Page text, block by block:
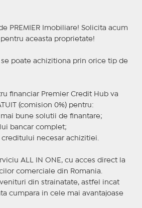
PREMIER Imobiliare! Solicita acum
pentru aceasta proprietate!
poate achizitiona prin orice tip de
financiar Premier Credit Hub va
(comision 0%) pentru:
bune solutii de finantare;
bancar complet;
necesar achizitiei.
ALL IN ONE, cu acces direct la
comerciale din Romania.
din strainatate, astfel incat
cumpara in cele mai avantajoase